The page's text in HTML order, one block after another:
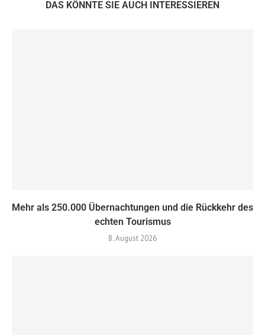
DAS KÖNNTE SIE AUCH INTERESSIEREN
Mehr als 250.000 Übernachtungen und die Rückkehr des
echten Tourismus
8. August 2026